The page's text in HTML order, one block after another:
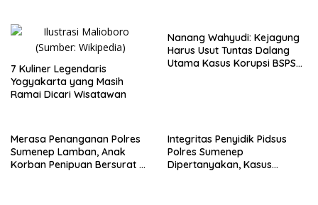
7 Kuliner Legendaris
Yogyakarta yang Masih
Ramai Dicari Wisatawan
Nanang Wahyudi: Kejagung
Harus Usut Tuntas Dalang
Utama Kasus Korupsi BSPS
Merasa Penanganan Polres
Sumenep Lamban, Anak
Korban Penipuan Bersurat ke
Integritas Penyidik Pidsus
Polres Sumenep
Dipertanyakan, Kasus